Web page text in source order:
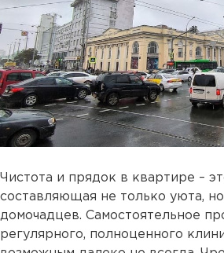
Чистота и прядок в квартире –
составляющая не только уюта,
домочадцев. Самостоятельное
регулярного, полноценного